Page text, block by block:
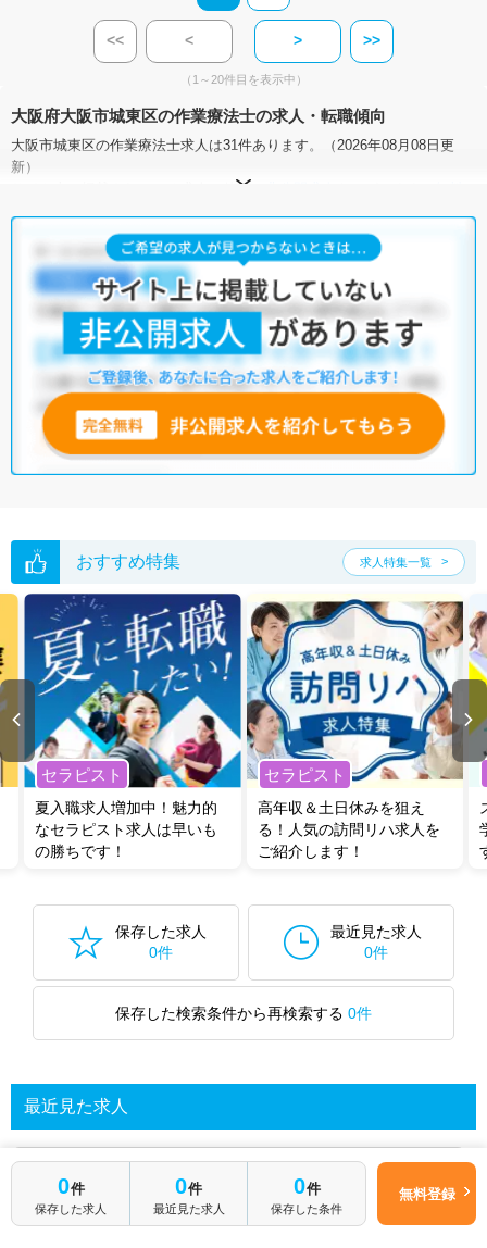
<< < > >>
（1～20件目を表示中）
大阪府大阪市城東区の作業療法士の求人・転職傾向
大阪市城東区の作業療法士求人は31件あります。（2026年08月08日更
新）
サイト上に掲載されている求人の他に、
う求人を提案させていただきます。
大阪市城東区の作業療法士求人では以下のような条件が人気です。
土日祝休・積極採用中・新卒OK・正社員(正職員) ・
クリニック・介護福祉施設・ 訪問リハビリ(在宅医療)・
小児リハビ
・保育園
他の条件でも人気の求人がございますので、「こだわり条件」から検索
いただくか、お気軽にお問い合わせください。
全国の作業療法士求人
から検索いただくことも可能です。
無料転職支援サービスにお申し込みいただくと、ご希望条件をヒアリン
転職支援の他、情報収集や募集状況の確認も、お気軽にご相談くださ
い。
おすすめ特集 求人特集一覧
セラピスト
夏入職求人増加中！魅力的
なセラピスト求人は早いも
の勝ちです！
セラピスト
高年収＆土日休みを狙え
る！人気の訪問リハ求人を
ご紹介します！
保存した求人
0件
最近見た求人
0件
保存した検索条件から再検索する 0件
最近見た求人
あなたが最近見た求人を表示します
0件
保存した求人
0件
最近見た求人
0件
保存した条件
無料登録